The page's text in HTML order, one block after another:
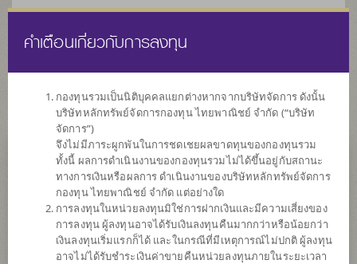
หน้าแรก รายการกองทุน ข้อมูลกองทุน
ค้นหากองทุนดีๆ กับ scbam
คำเตือนเกี่ยวกับการลงทุน
กองทุนรวมเป็นนิติบุคคลแยกต่างหากจากบริษัทจัดการ ดังนั้น
บริษัทหลักทรัพย์จัดการกองทุน ไทยพาณิชย์ จำกัด (“บริษัท
จัดการ”)
จึงไม่มีภาระผูกพันในการชดเชยผลขาดทุนของกองทุนรวม
ทั้งนี้ ผลการดำเนินงานของกองทุนรวมไม่ได้ขึ้นอยู่กับสถานะ
ทางการเงินหรือผลการ ดำเนินงานของบริษัทหลักทรัพย์จัดการ
กองทุน ไทยพาณิชย์ จำกัด แต่อย่างใด
การลงทุนในหน่วยลงทุนมิใช่การฝากเงินและมีความเสี่ยงของ
การลงทุน ผู้ลงทุนอาจได้รับเงินลงทุนคืนมากกว่าหรือน้อยกว่า
เงินลงทุนเริ่มแรกก็ได้ และในกรณีที่มีเหตุการณ์ไม่ปกติ ผู้ลงทุน
อาจไม่ได้รับชำระเงินค่าขายคืนหน่วยลงทุนภายในระยะเวลา